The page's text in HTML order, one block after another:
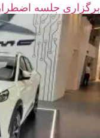
برگزاری جلسه